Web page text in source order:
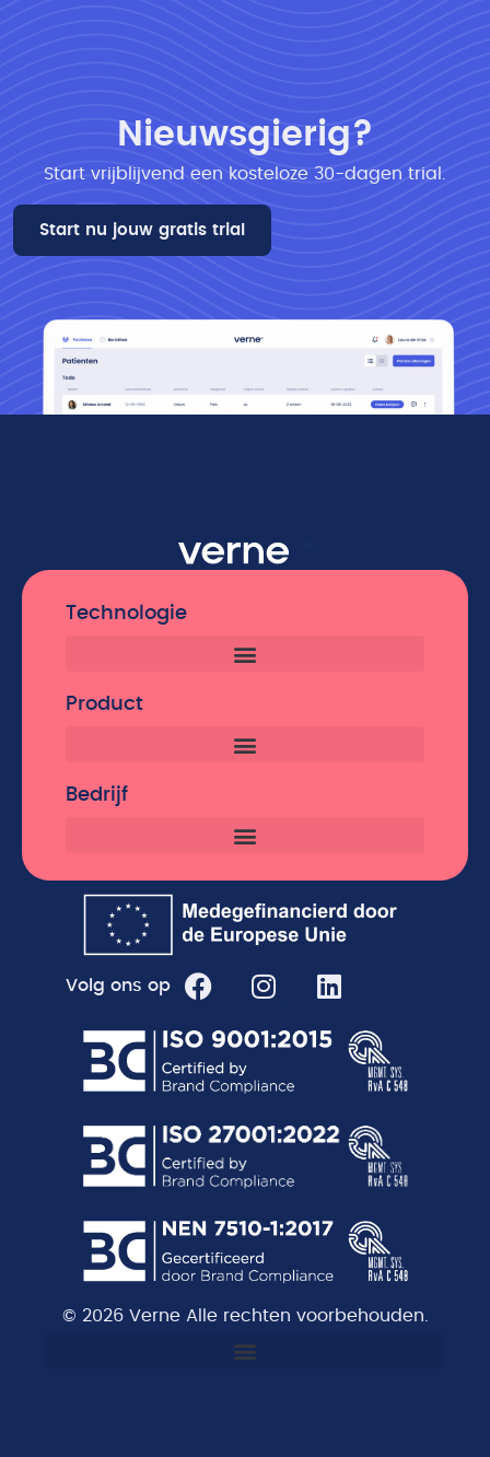
Nieuwsgierig?
Start vrijblijvend een kosteloze 30-dagen trial​.
Start nu jouw gratis trial
Technologie
Product
Bedrijf
Volg ons op
© 2026 Verne Alle rechten voorbehouden.